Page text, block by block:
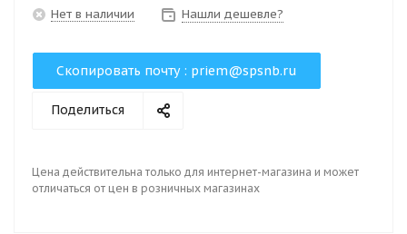
Нет в наличии Нашли дешевле?
Скопировать почту : priem@spsnb.ru
Поделиться
Цена действительна только для интернет-магазина и может
отличаться от цен в розничных магазинах